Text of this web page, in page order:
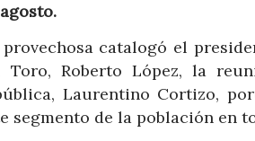
provechosa catalogó el
Toro, Roberto López, la
Laurentino Cortizo,
segmento de la población en